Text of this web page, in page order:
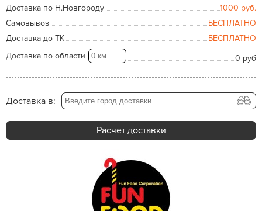
Доставка по Н.Новгороду 1000 руб.
Самовывоз
БЕСПЛАТНО
Доставка до ТК
БЕСПЛАТНО
Доставка по области
0 руб
Доставка в:
Расчет доставки